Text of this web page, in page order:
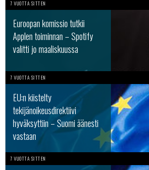
7 VUOTTA SITTEN
Euroopan komissio tutkii
Applen toiminnan – Spotify
valitti jo maaliskuussa
7 VUOTTA SITTEN
EU:n kiistelty
tekijänoikeusdirektiivi
hyväksyttiin – Suomi äänesti
vastaan
7 VUOTTA SITTEN